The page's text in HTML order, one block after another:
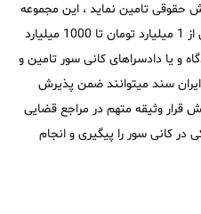
حقوقی تامین نماید ، این مجموعه
توانایی آنرا داشته که سند های ملکی از 1 میلیارد تومان تا 1000 میلیارد
و یا دادسراهای کانی سور تامین و
سند میتوانند ضمن پذیرش
قرار وثیقه متهم در مراجع قضایی
کانی سور را پیگیری و انجام